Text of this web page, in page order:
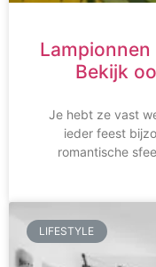
Bekijk
Je hebt ze vast
ieder feest
romantische
LIFESTYLE